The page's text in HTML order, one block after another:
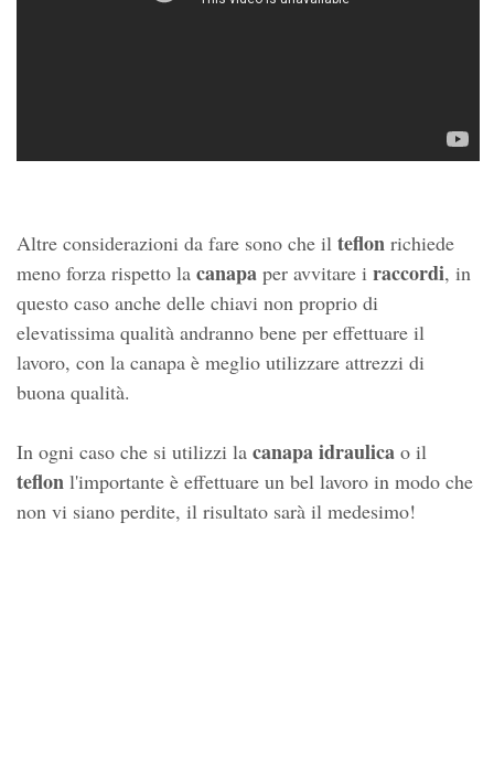
Altre considerazioni da fare sono che il teflon richiede
meno forza rispetto la canapa per avvitare i raccordi, in
questo caso anche delle chiavi non proprio di
elevatissima qualità andranno bene per effettuare il
lavoro, con la canapa è meglio utilizzare attrezzi di
buona qualità.
In ogni caso che si utilizzi la canapa idraulica o il
teflon l'importante è effettuare un bel lavoro in modo che
non vi siano perdite, il risultato sarà il medesimo!